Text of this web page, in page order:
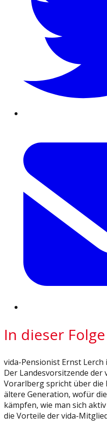
In dieser Folge
vida-Pensionist Ernst Lerch
Der Landesvorsitzende der
Vorarlberg spricht über
ältere Generation, wofür
kämpfen, wie man sich
die Vorteile der vida-